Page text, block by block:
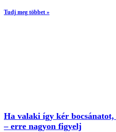
Tudj meg többet »
Ha valaki így kér
– erre nagyon figyelj